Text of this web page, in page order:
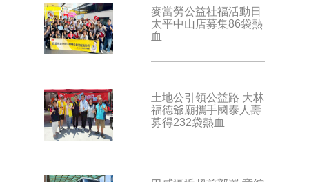
麥當勞公益社福活動日
太平中山店募集86袋熱
血
土地公引領公益路 大林
福德爺廟攜手國泰人壽
募得232袋熱血